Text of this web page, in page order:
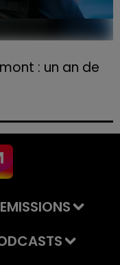
: un an de
EMISSIONS